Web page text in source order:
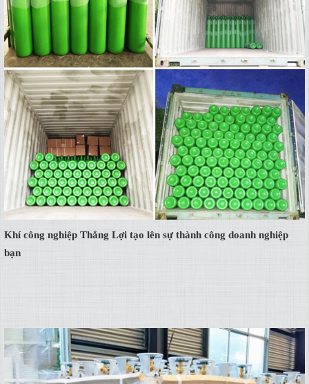
Khí công nghiệp Thắng Lợi tạo lên sự thành công doanh nghiệp
bạn